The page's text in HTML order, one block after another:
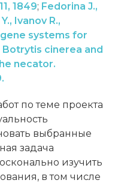
1849; Fedorina J.,
Ivanov R.,
systems for
cinerea and
necator.
по теме проекта
выбранные
задача
изучить
в том числе